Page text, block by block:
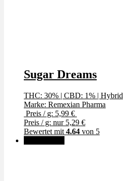
Sugar Dreams
THC: 30% | CBD: 1% | Hybrid
Marke: Remexian Pharma
Preis / g: 5,99 €
Preis / g: nur 5,29 €
Bewertet mit 4.64 von 5